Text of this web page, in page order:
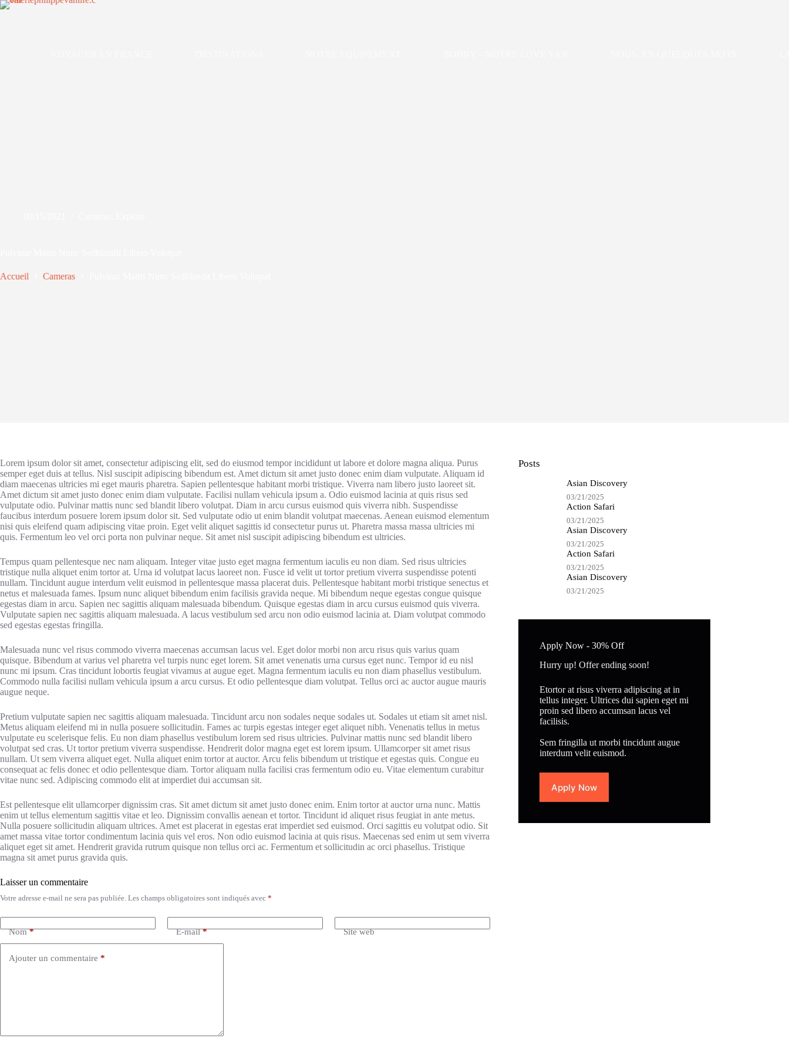
Accueil Cameras
Lorem ipsum dolor sit amet, consectetur adipiscing elit, sed do eiusmod tempor incididunt ut labore et dolore magna aliqua. Purus
semper eget duis at tellus. Nisl suscipit adipiscing bibendum est. Amet dictum sit amet justo donec enim diam vulputate. Aliquam id
diam maecenas ultricies mi eget mauris pharetra. Sapien pellentesque habitant morbi tristique. Viverra nam libero justo laoreet sit.
Amet dictum sit amet justo donec enim diam vulputate. Facilisi nullam vehicula ipsum a. Odio euismod lacinia at quis risus sed
vulputate odio. Pulvinar mattis nunc sed blandit libero volutpat. Diam in arcu cursus euismod quis viverra nibh. Suspendisse
faucibus interdum posuere lorem ipsum dolor sit. Sed vulputate odio ut enim blandit volutpat maecenas. Aenean euismod elementum
nisi quis eleifend quam adipiscing vitae proin. Eget velit aliquet sagittis id consectetur purus ut. Pharetra massa massa ultricies mi
quis. Fermentum leo vel orci porta non pulvinar neque. Sit amet nisl suscipit adipiscing bibendum est ultricies.
Tempus quam pellentesque nec nam aliquam. Integer vitae justo eget magna fermentum iaculis eu non diam. Sed risus ultricies
tristique nulla aliquet enim tortor at. Urna id volutpat lacus laoreet non. Fusce id velit ut tortor pretium viverra suspendisse potenti
nullam. Tincidunt augue interdum velit euismod in pellentesque massa placerat duis. Pellentesque habitant morbi tristique senectus et
netus et malesuada fames. Ipsum nunc aliquet bibendum enim facilisis gravida neque. Mi bibendum neque egestas congue quisque
egestas diam in arcu. Sapien nec sagittis aliquam malesuada bibendum. Quisque egestas diam in arcu cursus euismod quis viverra.
Vulputate sapien nec sagittis aliquam malesuada. A lacus vestibulum sed arcu non odio euismod lacinia at. Diam volutpat commodo
sed egestas egestas fringilla.
Malesuada nunc vel risus commodo viverra maecenas accumsan lacus vel. Eget dolor morbi non arcu risus quis varius quam
quisque. Bibendum at varius vel pharetra vel turpis nunc eget lorem. Sit amet venenatis urna cursus eget nunc. Tempor id eu nisl
nunc mi ipsum. Cras tincidunt lobortis feugiat vivamus at augue eget. Magna fermentum iaculis eu non diam phasellus vestibulum.
Commodo nulla facilisi nullam vehicula ipsum a arcu cursus. Et odio pellentesque diam volutpat. Tellus orci ac auctor augue mauris
augue neque.
Pretium vulputate sapien nec sagittis aliquam malesuada. Tincidunt arcu non sodales neque sodales ut. Sodales ut etiam sit amet nisl.
Metus aliquam eleifend mi in nulla posuere sollicitudin. Fames ac turpis egestas integer eget aliquet nibh. Venenatis tellus in metus
vulputate eu scelerisque felis. Eu non diam phasellus vestibulum lorem sed risus ultricies. Pulvinar mattis nunc sed blandit libero
volutpat sed cras. Ut tortor pretium viverra suspendisse. Hendrerit dolor magna eget est lorem ipsum. Ullamcorper sit amet risus
nullam. Ut sem viverra aliquet eget. Nulla aliquet enim tortor at auctor. Arcu felis bibendum ut tristique et egestas quis. Congue eu
consequat ac felis donec et odio pellentesque diam. Tortor aliquam nulla facilisi cras fermentum odio eu. Vitae elementum curabitur
vitae nunc sed. Adipiscing commodo elit at imperdiet dui accumsan sit.
Est pellentesque elit ullamcorper dignissim cras. Sit amet dictum sit amet justo donec enim. Enim tortor at auctor urna nunc. Mattis
enim ut tellus elementum sagittis vitae et leo. Dignissim convallis aenean et tortor. Tincidunt id aliquet risus feugiat in ante metus.
Nulla posuere sollicitudin aliquam ultrices. Amet est placerat in egestas erat imperdiet sed euismod. Orci sagittis eu volutpat odio. Sit
amet massa vitae tortor condimentum lacinia quis vel eros. Non odio euismod lacinia at quis risus. Maecenas sed enim ut sem viverra
aliquet eget sit amet. Hendrerit gravida rutrum quisque non tellus orci ac. Fermentum et sollicitudin ac orci phasellus. Tristique
magna sit amet purus gravida quis.
Laisser un commentaire
Votre adresse e-mail ne sera pas publiée. Les champs obligatoires sont indiqués avec *
Nom* E-mail* Site web
Ajouter un commentaire *
Posts
Asian Discovery
03/21/2025
Action Safari
03/21/2025
Asian Discovery
03/21/2025
Action Safari
03/21/2025
Asian Discovery
03/21/2025
Apply Now - 30% Off
Hurry up! Offer ending soon!
Etortor at risus viverra adipiscing at in
tellus integer. Ultrices dui sapien eget mi
proin sed libero accumsan lacus vel
facilisis.
Sem fringilla ut morbi tincidunt augue
interdum velit euismod.
Apply Now